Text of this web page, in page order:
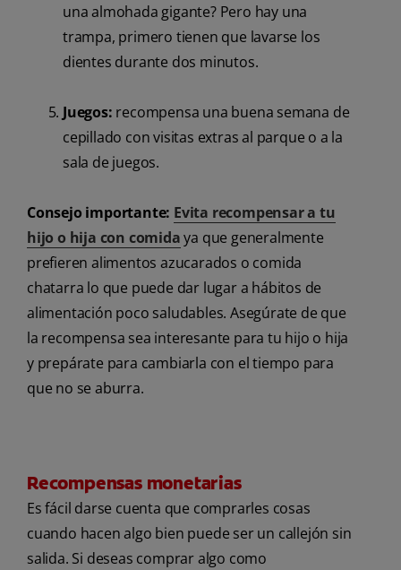
una almohada gigante? Pero hay una
trampa, primero tienen que lavarse los
dientes durante dos minutos.
Juegos: recompensa una buena semana de
cepillado con visitas extras al parque o a la
sala de juegos.
Consejo importante: Evita recompensar a tu
hijo o hija con comidaya que generalmente
prefieren alimentos azucarados o comida
chatarra lo que puede dar lugar a hábitos de
alimentación poco saludables. Asegúrate de que
la recompensa sea interesante para tu hijo o hija
y prepárate para cambiarla con el tiempo para
que no se aburra.
Recompensas monetarias
Es fácil darse cuenta que comprarles cosas
cuando hacen algo bien puede ser un callejón sin
salida. Si deseas comprar algo como